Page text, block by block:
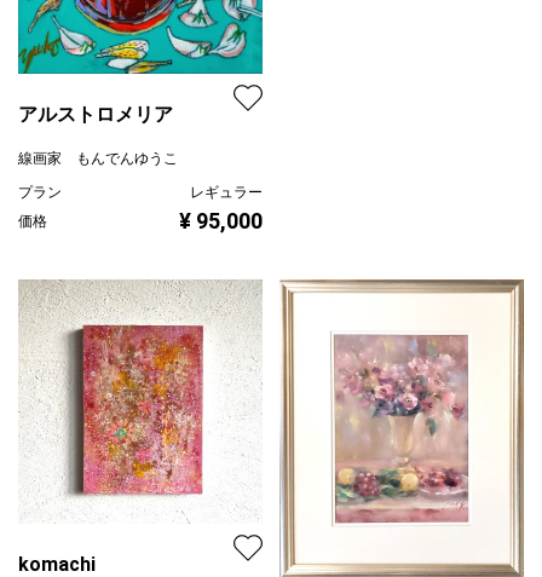
アルストロメリア
線画家 もんでんゆうこ
プラン
レギュラー
価格
¥ 95,000
komachi